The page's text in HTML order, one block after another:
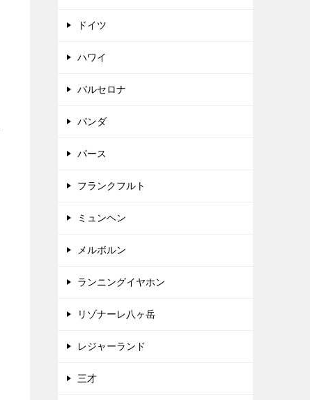
ドイツ
ハワイ
バルセロナ
パンダ
パース
フランクフルト
ミュンヘン
メルボルン
ランニングイヤホン
リゾナーレ八ヶ岳
レジャーランド
三才